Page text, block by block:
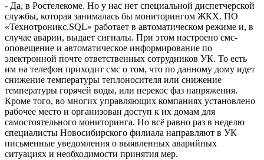
- Да, в Ростелекоме. Но у нас нет специальной диспетчерской
службы, которая занималась бы мониторингом ЖКХ. ПО
«Технотроникс.SQL» работает в автоматическом режиме и, в
случае аварии, выдает сигналы. При этом настроено смс-
оповещение и автоматическое информирование по
электронной почте ответственных сотрудников УК. То есть
им на телефон приходит смс о том, что по данному дому идет
снижение температуры теплоносителя или снижение
температуры горячей воды, или перекос фаз напряжения.
Кроме того, во многих управляющих компаниях установлено
рабочее место и организован доступ к их домам для
самостоятельного мониторинга. Но всё равно раз в неделю
специалисты Новосибирского филиала направляют в УК
письменные уведомления о выявленных аварийных
ситуациях и необходимости принятия мер.